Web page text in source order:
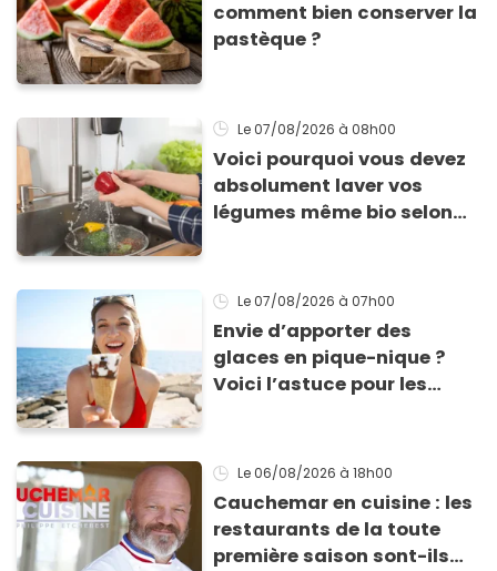
comment bien conserver la
pastèque ?
Le 07/08/2026 à 08h00
Voici pourquoi vous devez
absolument laver vos
légumes même bio selon
Le 07/08/2026 à 07h00
Envie d’apporter des
glaces en pique-nique ?
Voici l’astuce pour les
ne fondent !
Le 06/08/2026 à 18h00
Cauchemar en cuisine : les
restaurants de la toute
première saison sont-ils